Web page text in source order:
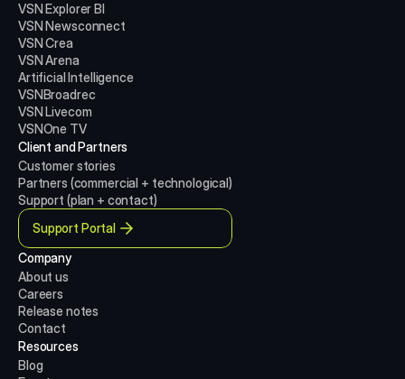
VSN Explorer BI
VSN Newsconnect
VSN Crea
VSN Arena
Artificial Intelligence
VSNBroadrec
VSN Livecom
VSNOne TV
Client and Partners
Customer stories
Partners (commercial + technological)
Support (plan + contact)
Support Portal
Company
About us
Careers
Release notes
Contact
Resources
Blog